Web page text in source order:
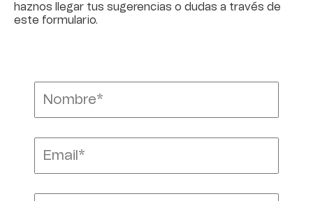
haznos llegar tus sugerencias o dudas a través de
este formulario.